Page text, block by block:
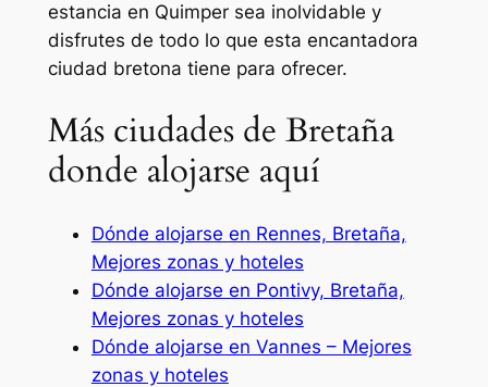
estancia en Quimper sea inolvidable y
disfrutes de todo lo que esta encantadora
ciudad bretona tiene para ofrecer.
Más ciudades de Bretaña
donde alojarse aquí
Dónde alojarse en Rennes, Bretaña,
Mejores zonas y hoteles
Dónde alojarse en Pontivy, Bretaña,
Mejores zonas y hoteles
Dónde alojarse en Vannes – Mejores
zonas y hoteles